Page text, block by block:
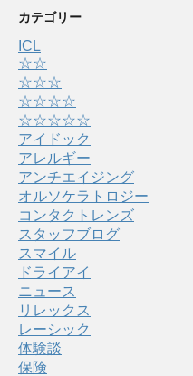
カテゴリー
ICL
☆☆
☆☆☆
☆☆☆☆
☆☆☆☆☆
アイドック
アレルギー
アンチエイジング
オルソケラトロジー
コンタクトレンズ
スタッフブログ
スマイル
ドライアイ
ニュース
リレックス
レーシック
体験談
保険